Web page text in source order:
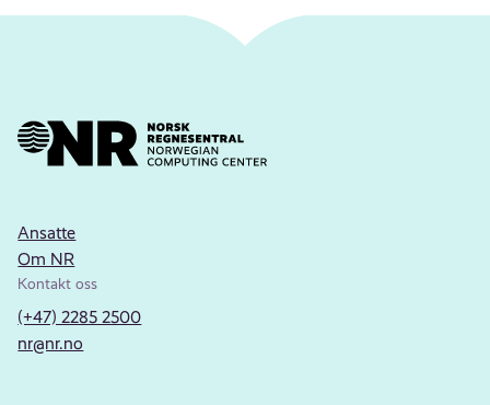
Ansatte
Om NR
Kontakt oss
(+47) 2285 2500
nr@nr.no